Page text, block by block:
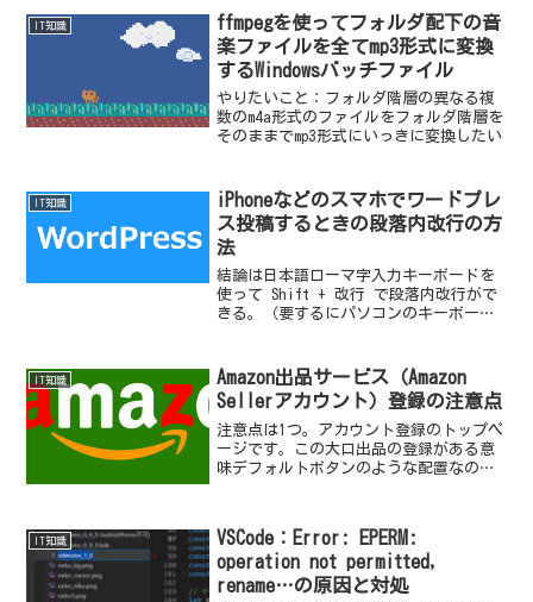
IT知識
ffmpegを使ってフォルダ配下の音
楽ファイルを全てmp3形式に変換
するWindowsバッチファイル
やりたいこと：フォルダ階層の異なる複
数のm4a形式のファイルをフォルダ階層を
そのままでmp3形式にいっきに変換したい
IT知識
iPhoneなどのスマホでワードプレ
ス投稿するときの段落内改行の方
法
結論は日本語ローマ字入力キーボードを
使って Shift + 改行 で段落内改行がで
きる。（要するにパソコンのキーボード
IT知識
Amazon出品サービス（Amazon
Sellerアカウント）登録の注意点
注意点は1つ。アカウント登録のトップペ
ージです。この大口出品の登録がある意
味デフォルトボタンのような配置なの
IT知識
VSCode：Error: EPERM:
operation not permitted,
rename…の原因と対処